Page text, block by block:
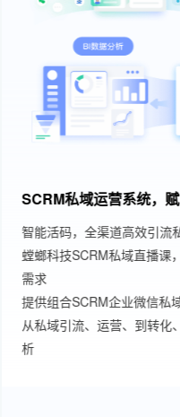
SCRM私域运营系统，
智能活码，全渠道高效引流
螳螂科技SCRM私域直播课
需求
提供组合SCRM企业微信私
从私域引流、运营、到转化
析